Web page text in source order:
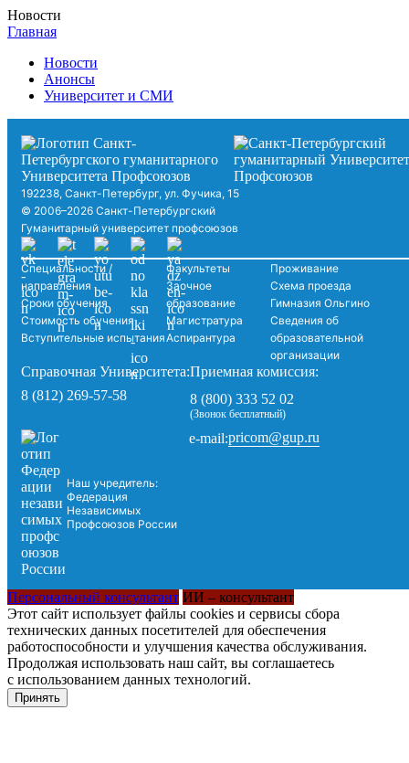
Новости
Главная
Новости
Анонсы
Университет и СМИ
192238, Санкт-Петербург, ул. Фучика, 15
© 2006–2026 Санкт-Петербургский
Гуманитарный университет профсоюзов
Специальности /
направления
Сроки обучения
Стоимость обучения
Вступительные испытания
Факультеты
Заочное
образование
Магистратура
Аспирантура
Проживание
Схема проезда
Гимназия Ольгино
Сведения об
образовательной
организации
Справочная Университета:
8 (812) 269-57-58
Приемная комиссия:
8 (800) 333 52 02
(Звонок бесплатный)
Наш учредитель:
Федерация
Независимых
Профсоюзов России
e-mail:pricom@gup.ru
Персональный консультант ИИ – консультант
Этот сайт использует файлы cookies и сервисы сбора
технических данных посетителей для обеспечения
работоспособности и улучшения качества обслуживания.
Продолжая использовать наш сайт, вы соглашаетесь
с использованием данных технологий.
Принять